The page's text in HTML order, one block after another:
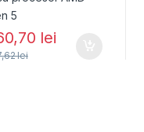
lei
lei